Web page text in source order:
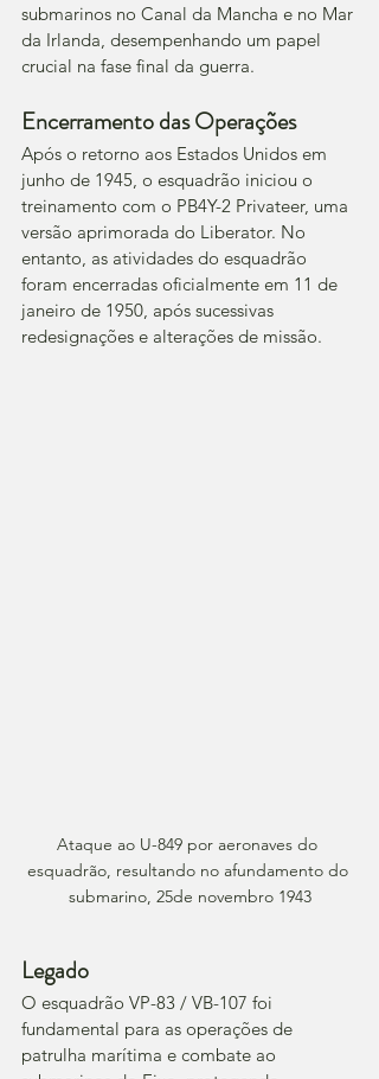
submarinos no Canal da Mancha e no Mar
da Irlanda, desempenhando um papel
crucial na fase final da guerra.
Encerramento das Operações
Após o retorno aos Estados Unidos em
junho de 1945, o esquadrão iniciou o
treinamento com o PB4Y-2 Privateer, uma
versão aprimorada do Liberator. No
entanto, as atividades do esquadrão
foram encerradas oficialmente em 11 de
janeiro de 1950, após sucessivas
redesignações e alterações de missão.
Ataque ao U-849 por aeronaves do
esquadrão, resultando no afundamento do
submarino, 25de novembro 1943
Legado
O esquadrão VP-83 / VB-107 foi
fundamental para as operações de
patrulha marítima e combate ao